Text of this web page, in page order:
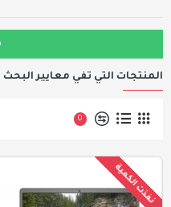
المنتجات التي تفي معايير البحث
0
نفذت الكمية